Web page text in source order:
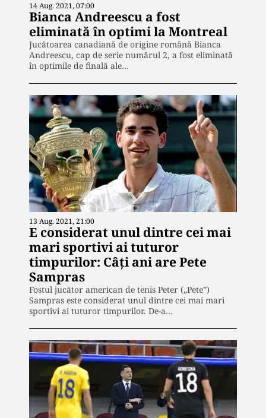
14 Aug. 2021, 07:00
Bianca Andreescu a fost
eliminată în optimi la Montreal
Jucătoarea canadiană de origine română Bianca
Andreescu, cap de serie numărul 2, a fost eliminată
în optimile de finală ale…
13 Aug. 2021, 21:00
E considerat unul dintre cei mai
mari sportivi ai tuturor
timpurilor: Câți ani are Pete
Sampras
Fostul jucător american de tenis Peter („Pete”)
Sampras este considerat unul dintre cei mai mari
sportivi ai tuturor timpurilor. De-a…